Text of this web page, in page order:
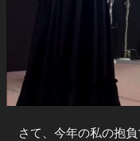
さて、今年の私の抱負